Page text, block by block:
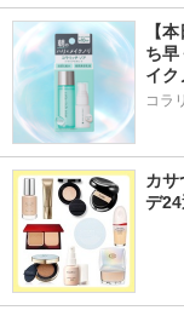
【
ち早
イク
コラ
カサ
デ24